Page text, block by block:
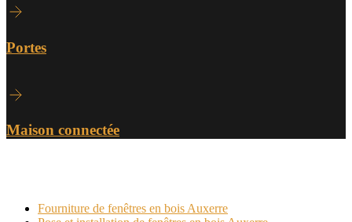
Portes
Maison connectée
Fourniture de fenêtres en bois Auxerre